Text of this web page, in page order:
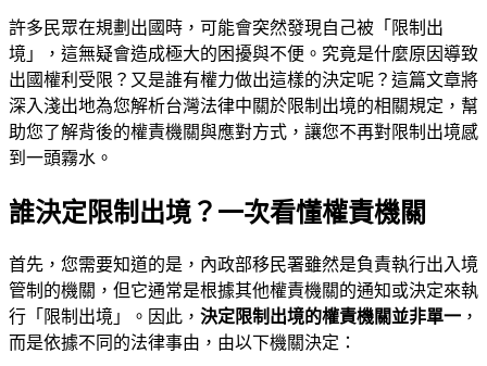
許多民眾在規劃出國時，可能會突然發現自己被「限制出
境」，這無疑會造成極大的困擾與不便。究竟是什麼原因導致
出國權利受限？又是誰有權力做出這樣的決定呢？這篇文章將
深入淺出地為您解析台灣法律中關於限制出境的相關規定，幫
助您了解背後的權責機關與應對方式，讓您不再對限制出境感
到一頭霧水。
誰決定限制出境？一次看懂權責機關
首先，您需要知道的是，內政部移民署雖然是負責執行出入境
管制的機關，但它通常是根據其他權責機關的通知或決定來執
行「限制出境」。因此， 決定限制出境的權責機關並非單一 ，
而是依據不同的法律事由，由以下機關決定：